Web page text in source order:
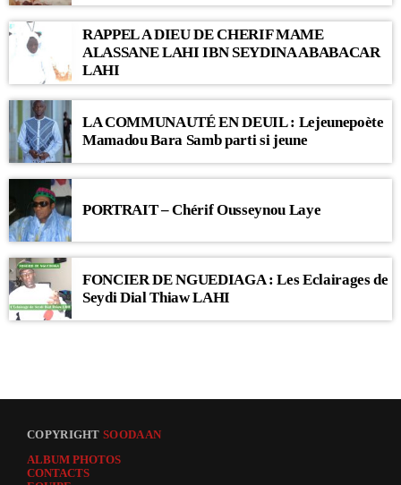
RAPPEL A DIEU DE CHERIF MAME
ALASSANE LAHI IBN SEYDINA ABABACAR
LAHI
LA COMMUNAUTÉ EN DEUIL : Lejeunepoète
Mamadou Bara Samb parti si jeune
PORTRAIT – Chérif Ousseynou Laye
FONCIER DE NGUEDIAGA : Les Eclairages de
Seydi Dial Thiaw LAHI
COPYRIGHTSOODAAN
ALBUM PHOTOS
CONTACTS